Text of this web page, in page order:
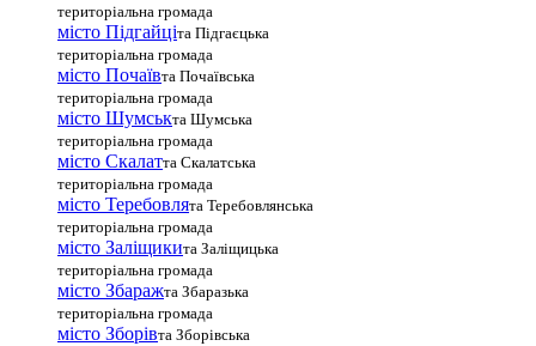
територіальна громада
місто Підгайціта Підгаєцька
територіальна громада
місто Почаївта Почаївська
територіальна громада
місто Шумськта Шумська
територіальна громада
місто Скалатта Скалатська
територіальна громада
місто Теребовлята Теребовлянська
територіальна громада
місто Залiщикита Заліщицька
територіальна громада
місто Збаражта Збаразька
територіальна громада
місто Зборівта Зборівська